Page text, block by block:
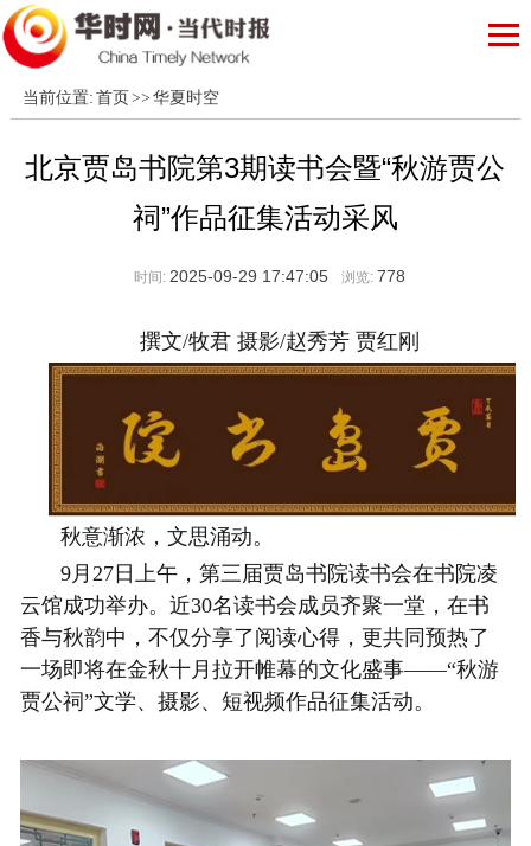
当前位置: 首页 >> 华夏时空
北京贾岛书院第3期读书会暨“秋游贾公
祠”作品征集活动采风
时间: 2025-09-29 17:47:05 浏览: 778
撰文/牧君 摄影/赵秀芳 贾红刚
秋意渐浓，文思涌动。
9月27日上午 ，第三届贾岛书院读书会在书院凌
云馆成功举办。近30名读书会成员齐聚一堂，在书
香与秋韵中，不仅分享了阅读心得，更共同预热了
一场即将在金秋十月拉开帷幕的文化盛事——“秋游
贾公祠”文学、摄影、短视频作品征集活动。